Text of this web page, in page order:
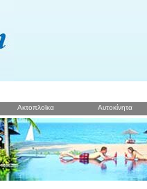
Ακτοπλοϊκα Αυτοκίνητα